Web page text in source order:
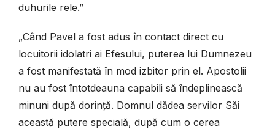
duhurile rele.”
„Când Pavel a fost adus în contact direct cu
locuitorii idolatri ai Efesului, puterea lui Dumnezeu
a fost manifestată în mod izbitor prin el. Apostolii
nu au fost întotdeauna capabili să îndeplinească
minuni după dorință. Domnul dădea servilor Săi
această putere specială, după cum o cerea